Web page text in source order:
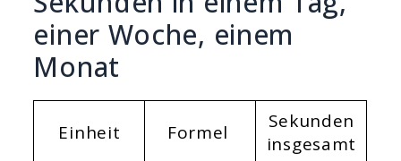
einer Woche, einem
Monat
Einheit Formel
Sekunden
insgesamt